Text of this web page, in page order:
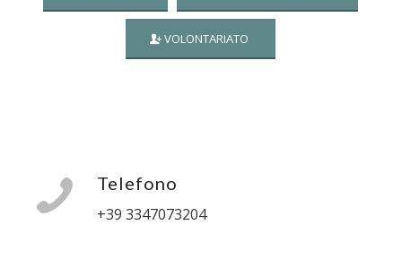
VOLONTARIATO
Telefono
+39 3347073204